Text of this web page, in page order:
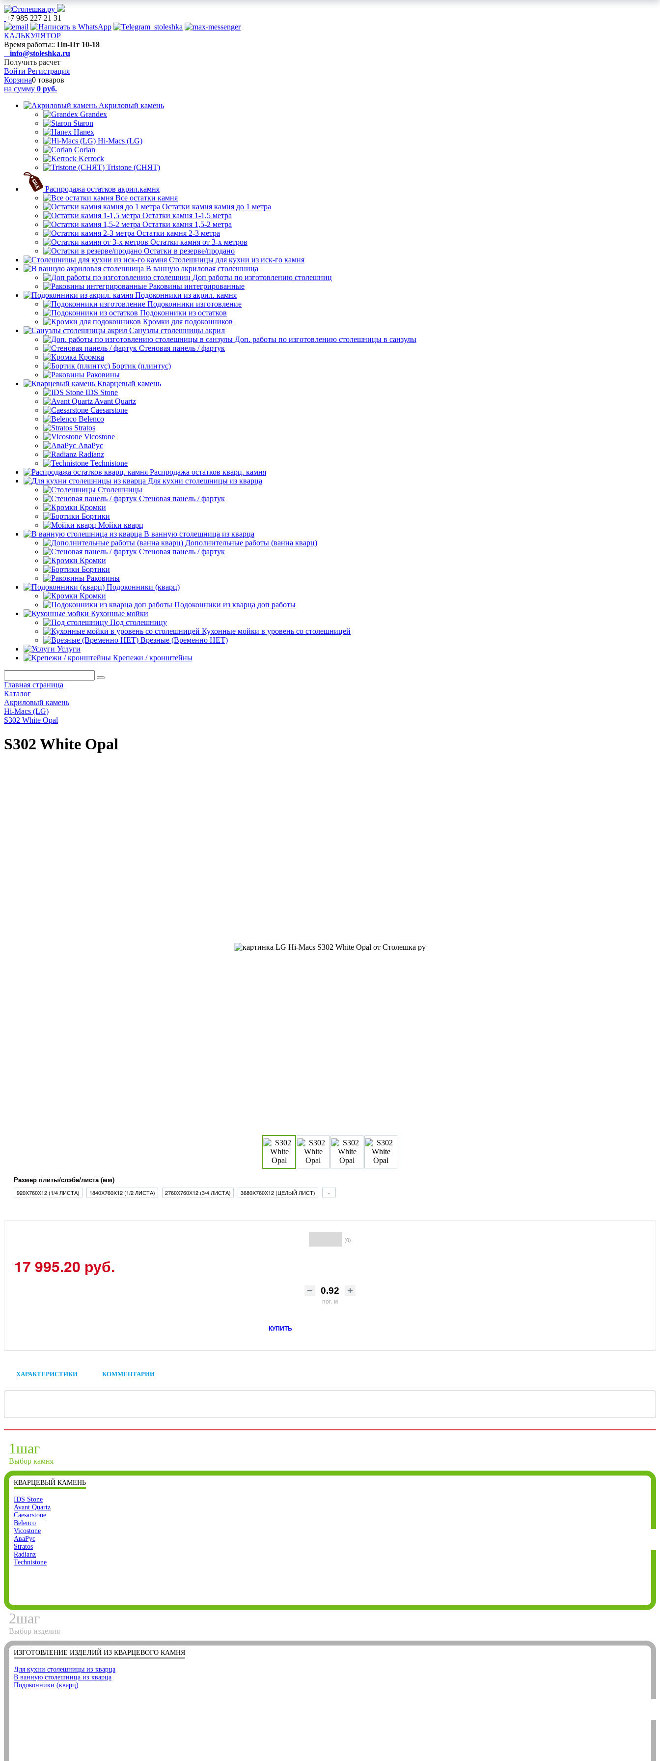
+7 985 227 21 31
КАЛЬКУЛЯТОР
Время работы:: Пн-Пт 10-18
info@stoleshka.ru
Получить расчет
Войти Регистрация
Корзина0 товаров
на сумму 0 руб.
Акриловый камень
Grandex
Staron
Hanex
Hi-Macs (LG)
Corian
Kerrock
Tristone (СНЯТ)
Распродажа остатков акрил.камня
Все остатки камня
Остатки камня камня до 1 метра
Остатки камня 1-1,5 метра
Остатки камня 1,5-2 метра
Остатки камня 2-3 метра
Остатки камня от 3-х метров
Остатки в резерве/продано
Столешницы для кухни из иск-го камня
В ванную акриловая столешница
Доп работы по изготовлению столешниц
Раковины интегрированные
Подоконники из акрил. камня
Подоконники изготовление
Подоконники из остатков
Кромки для подоконников
Санузлы столешницы акрил
Доп. работы по изготовлению столешницы в санзулы
Стеновая панель / фартук
Кромка
Бортик (плинтус)
Раковины
Кварцевый камень
IDS Stone
Avant Quartz
Caesarstone
Belenco
Stratos
Vicostone
АваРус
Radianz
Technistone
Распродажа остатков кварц. камня
Для кухни столешницы из кварца
Столешницы
Стеновая панель / фартук
Кромки
Бортики
Мойки кварц
В ванную столешница из кварца
Дополнительные работы (ванна кварц)
Стеновая панель / фартук
Кромки
Бортики
Раковины
Подоконники (кварц)
Кромки
Подоконники из кварца доп работы
Кухонные мойки
Под столешницу
Кухонные мойки в уровень со столешницей
Врезные (Временно НЕТ)
Услуги
Крепежи / кронштейны
Главная страница
Каталог
Акриловый камень
Hi-Macs (LG)
S302 White Opal
S302 White Opal
Размер плиты/слэба/листа (мм)
920Х760Х12 (1/4 ЛИСТА) 1840Х760Х12 (1/2 ЛИСТА) 2760Х760Х12 (3/4 ЛИСТА) 3680Х760Х12 (ЦЕЛЫЙ ЛИСТ) -
(0)
17 995.20 руб.
пог. м
КУПИТЬ
ХАРАКТЕРИСТИКИ КОММЕНТАРИИ
1шаг
Выбор камня
КВАРЦЕВЫЙ КАМЕНЬ
IDS Stone
Avant Quartz
Caesarstone
Belenco
Vicostone
АваРус
Stratos
Radianz
Technistone
2шаг
Выбор изделия
ИЗГОТОВЛЕНИЕ ИЗДЕЛИЙ ИЗ КВАРЦЕВОГО КАМНЯ
Для кухни столешницы из кварца
В ванную столешница из кварца
Подоконники (кварц)